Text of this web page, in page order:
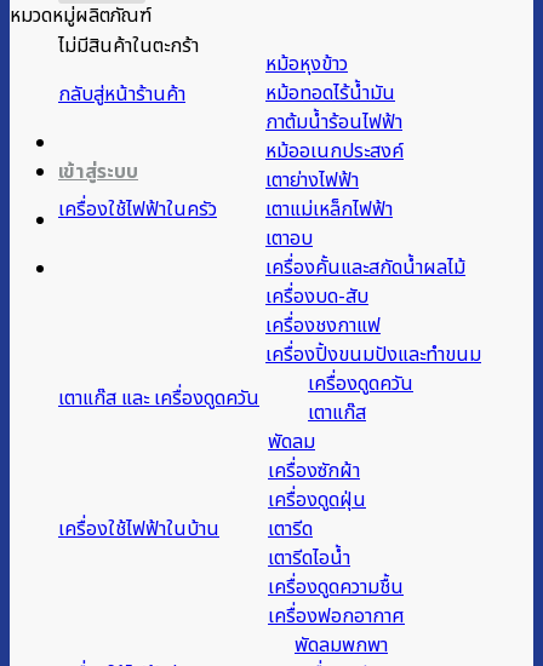
ไม่มีสินค้าในตะกร้า
กลับสู่หน้าร้านค้า
เข้าสู่ระบบ
หมวดหมู่ผลิตภัณฑ์
เครื่องใช้ไฟฟ้าในครัว
หม้อหุงข้าว
หม้อทอดไร้น้ำมัน
กาต้มน้ำร้อนไฟฟ้า
หม้ออเนกประสงค์
เตาย่างไฟฟ้า
เตาแม่เหล็กไฟฟ้า
เตาอบ
เครื่องคั้นและสกัดน้ำผลไม้
เครื่องบด-สับ
เครื่องชงกาแฟ
เครื่องปิ้งขนมปังและทำขนม
เตาแก๊ส และ เครื่องดูดควัน
เครื่องดูดควัน
เตาแก๊ส
เครื่องใช้ไฟฟ้าในบ้าน
พัดลม
เครื่องซักผ้า
เครื่องดูดฝุ่น
เตารีด
เตารีดไอน้ำ
เครื่องดูดความชื้น
เครื่องฟอกอากาศ
พัดลมพกพา